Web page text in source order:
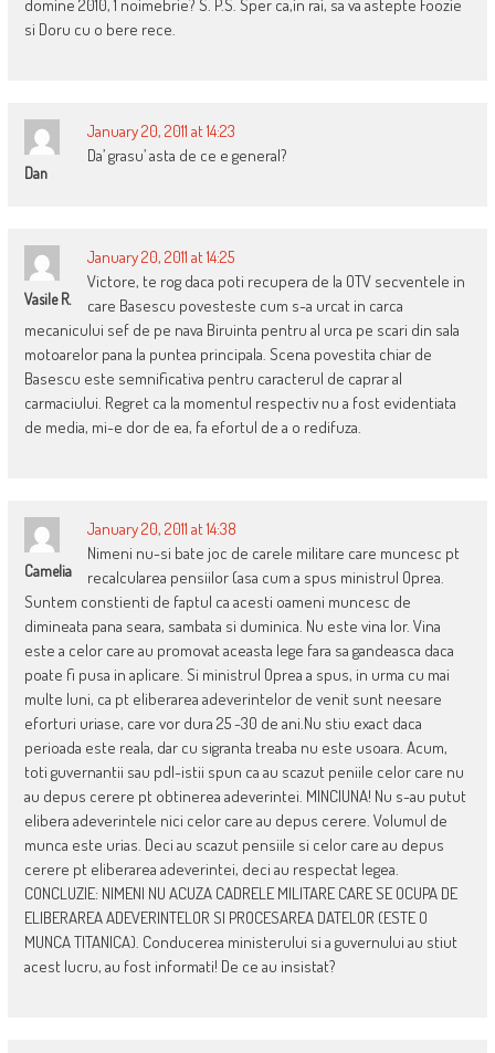
domine 2010, 1 noimebrie? S. P.S. Sper ca,in rai, sa va astepte Foozie
si Doru cu o bere rece.
Dan
January 20, 2011 at 14:23
Da’ grasu’ asta de ce e general?
Vasile R.
January 20, 2011 at 14:25
Victore, te rog daca poti recupera de la OTV secventele in
care Basescu povesteste cum s-a urcat in carca
mecanicului sef de pe nava Biruinta pentru al urca pe scari din sala
motoarelor pana la puntea principala. Scena povestita chiar de
Basescu este semnificativa pentru caracterul de caprar al
carmaciului. Regret ca la momentul respectiv nu a fost evidentiata
de media, mi-e dor de ea, fa efortul de a o redifuza.
Camelia
January 20, 2011 at 14:38
Nimeni nu-si bate joc de carele militare care muncesc pt
recalcularea pensiilor (asa cum a spus ministrul Oprea.
Suntem constienti de faptul ca acesti oameni muncesc de
dimineata pana seara, sambata si duminica. Nu este vina lor. Vina
este a celor care au promovat aceasta lege fara sa gandeasca daca
poate fi pusa in aplicare. Si ministrul Oprea a spus, in urma cu mai
multe luni, ca pt eliberarea adeverintelor de venit sunt neesare
eforturi uriase, care vor dura 25 -30 de ani.Nu stiu exact daca
perioada este reala, dar cu sigranta treaba nu este usoara. Acum,
toti guvernantii sau pdl-istii spun ca au scazut peniile celor care nu
au depus cerere pt obtinerea adeverintei. MINCIUNA! Nu s-au putut
elibera adeverintele nici celor care au depus cerere. Volumul de
munca este urias. Deci au scazut pensiile si celor care au depus
cerere pt eliberarea adeverintei, deci au respectat legea.
CONCLUZIE: NIMENI NU ACUZA CADRELE MILITARE CARE SE OCUPA DE
ELIBERAREA ADEVERINTELOR SI PROCESAREA DATELOR (ESTE O
MUNCA TITANICA). Conducerea ministerului si a guvernului au stiut
acest lucru, au fost informati! De ce au insistat?